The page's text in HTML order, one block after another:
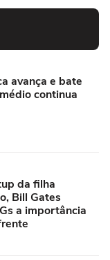
avança e bate
continua
da filha
Bill Gates
a importância